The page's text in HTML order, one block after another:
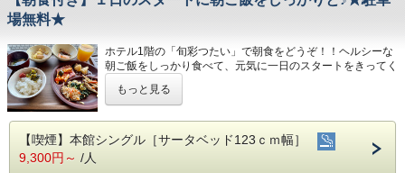
場無料★
ホテル1階の「旬彩つたい」で朝食をどうぞ！！ヘルシーな
朝ご飯をしっかり食べて、元気に一日のスタートをきってく
◆朝食◆
朝食時間／月～土 AM6：30～9：00（最終入店 8：30）
日 AM6：30～9：30（最終入店 9：00）
もっと見る
【喫煙】本館シングル［サータベッド123ｃｍ幅］
9,300円～ /人